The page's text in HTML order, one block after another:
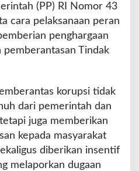
(PP) RI Nomor 43
cara pelaksanaan peran
penghargaan
pemberantasan Tindak
korupsi tidak
dari pemerintah dan
juga memberikan
kepada masyarakat
diberikan insentif
melaporkan dugaan